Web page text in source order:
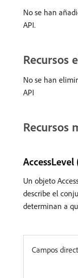
No se han
API.
Recursos
No se han
API
Recursos
AccessLevel
Un objeto
describe el
determinan a
Campos